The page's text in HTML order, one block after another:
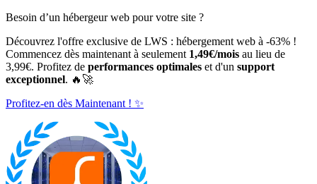
Besoin d’un hébergeur web pour votre site ?
Découvrez l'offre exclusive de LWS : hébergement web à -63% !
Commencez dès maintenant à seulement 1,49€/mois au lieu de
3,99€. Profitez de performances optimales et d'un support
exceptionnel. 🔥🚀
Profitez-en dès Maintenant ! ✨